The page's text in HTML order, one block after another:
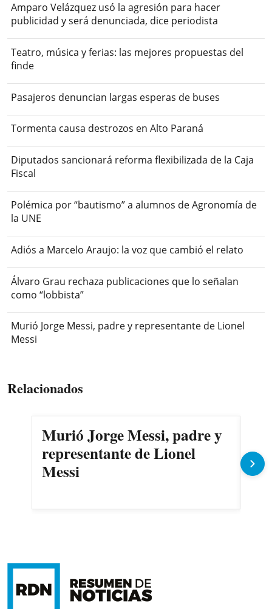
Amparo Velázquez usó la agresión para hacer
publicidad y será denunciada, dice periodista
Teatro, música y ferias: las mejores propuestas del
finde
Pasajeros denuncian largas esperas de buses
Tormenta causa destrozos en Alto Paraná
Diputados sancionará reforma flexibilizada de la Caja
Fiscal
Polémica por “bautismo” a alumnos de Agronomía de
la UNE
Adiós a Marcelo Araujo: la voz que cambió el relato
Álvaro Grau rechaza publicaciones que lo señalan
como “lobbista”
Murió Jorge Messi, padre y representante de Lionel
Messi
Relacionados
Murió Jorge Messi, padre y
representante de Lionel
Messi